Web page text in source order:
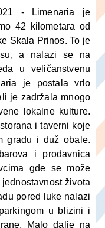
- Limenaria je
42 kilometara od
Skala Prinos. To je
a nalazi se na
u veličanstvenu
je postala vrlo
je zadržala mnogo
lokalne kulture.
i taverni koje
gradu i duž obale.
i prodavnica
gde se može
života
pored luke nalazi
u blizini i
Malo dalje na